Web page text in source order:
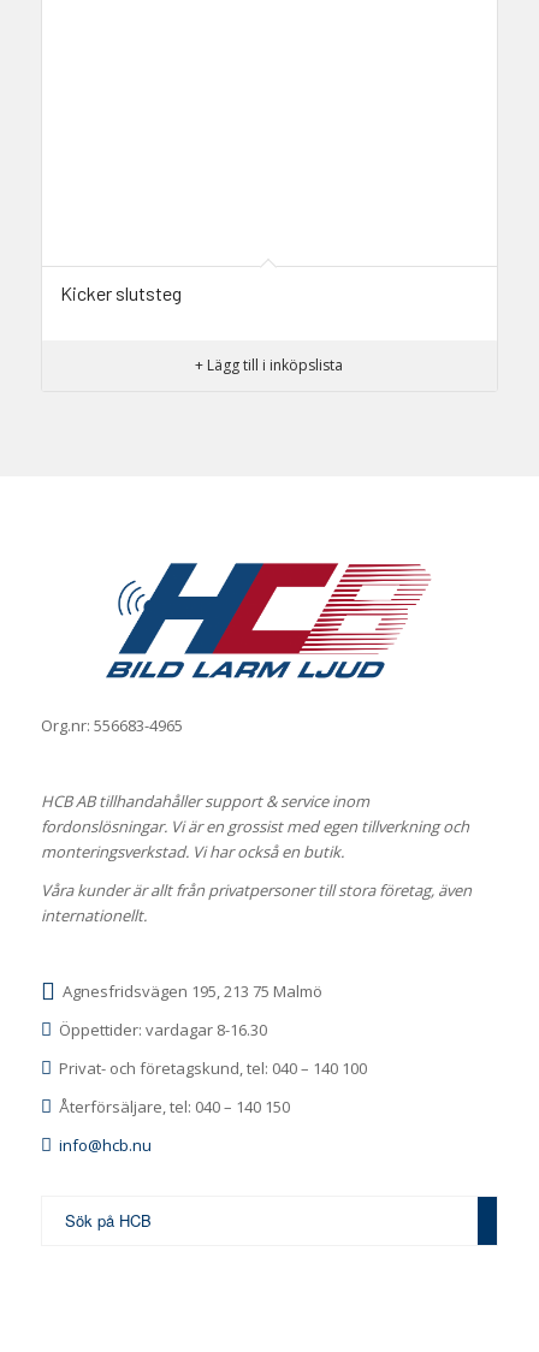
Kicker slutsteg
+ Lägg till i inköpslista
Org.nr: 556683-4965
HCB AB tillhandahåller support & service inom
fordonslösningar. Vi är en grossist med egen tillverkning och
monteringsverkstad. Vi har också en butik.
Våra kunder är allt från privatpersoner till stora företag, även
internationellt.
Agnesfridsvägen 195, 213 75 Malmö
Öppettider: vardagar 8-16.30
Privat- och företagskund, tel: 040 – 140 100
Återförsäljare, tel: 040 – 140 150
info@hcb.nu